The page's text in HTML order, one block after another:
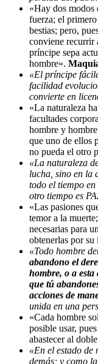
«Hay dos modos
fuerza; el
bestias; pero,
conviene recurrir
príncipe sepa
hombre».
«El príncipe
facilidad
convierte en
«La naturaleza
facultades
hombre y
que uno de ellos
no pueda el otro
«La naturaleza
lucha, sino en la
todo el tiempo
otro tiempo es
«Las pasiones
temor a la
necesarias para
obtenerlas por su
«Todo hombre
abandono el
hombre, o a
que tú
acciones de
unida en una
«Cada hombre
posible usar,
abastecer al
«En el estado de
demás; y como